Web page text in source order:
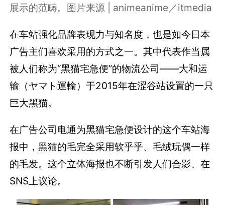
展示的范畴。图片来源 | animeanime／itmedia
在车站强化品牌表现力与知名度，也是如今日本
广告主们喜欢采用的方式之一。其中代表作当属
被人们称为“黑猫宅急便”的物流公司――大和运
输（ヤマト運輸）于2015年在涩谷站设置的一只
巨大黑猫。
在广告公司电通为黑猫宅急便设计的这个车站海
报中，黑猫的毛完全采用软乎乎、毛绒玩偶一样
的毛发。这个立体海报也不断引发人们合影、在
SNS上议论。